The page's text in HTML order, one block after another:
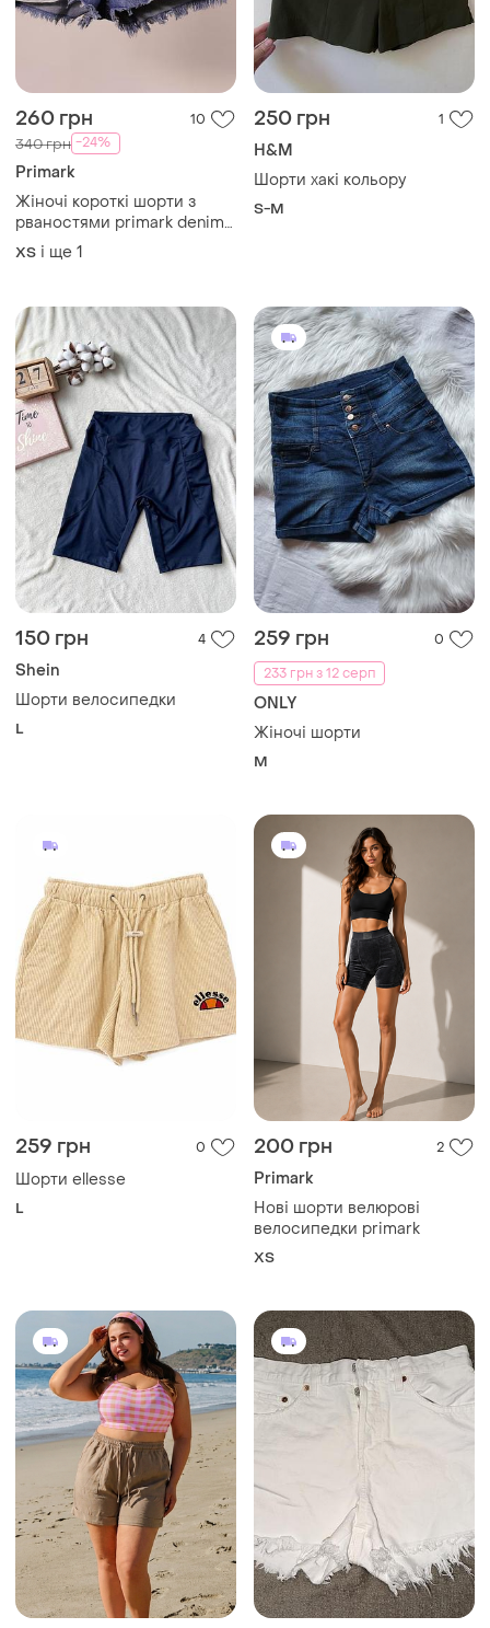
260 грн 10
340 грн -24%
Primark
Жіночі короткі шорти з
рваностями primark denim
co
ХS і ще 1
250 грн 1
H&M
Шорти хакі кольору
S-M
150 грн 4
Shein
Шорти велосипедки
L
259 грн
0
233 грн з 12 серп
ONLY
Жіночі шорти
M
259 грн 0
Шорти ellesse
L
200 грн 2
Primark
Нові шорти велюрові
велосипедки primark
ХS